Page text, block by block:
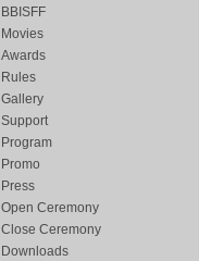
BBISFF
Movies
Awards
Rules
Gallery
Support
Program
Promo
Press
Open Ceremony
Close Ceremony
Downloads